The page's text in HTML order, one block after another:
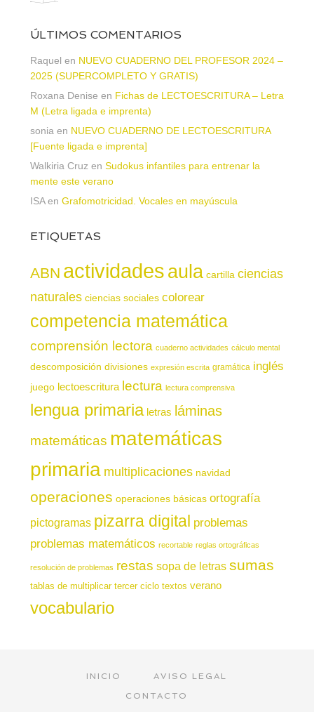
ÚLTIMOS COMENTARIOS
Raquel en NUEVO CUADERNO DEL PROFESOR 2024 –
2025 (SUPERCOMPLETO Y GRATIS)
Roxana Denise en Fichas de LECTOESCRITURA – Letra
M (Letra ligada e imprenta)
sonia en NUEVO CUADERNO DE LECTOESCRITURA
[Fuente ligada e imprenta]
Walkiria Cruz en Sudokus infantiles para entrenar la
mente este verano
ISAen Grafomotricidad. Vocales en mayúscula
ETIQUETAS
ABN actividadesaula cartilla ciencias
naturales ciencias sociales colorear
competencia matemática
comprensión lectora cuaderno actividades cálculo mental
descomposición divisiones expresión escrita gramática inglés
juego lectoescritura lectura lectura comprensiva
lengua primaria letras láminas
matemáticas matemáticas
primaria multiplicaciones navidad
operaciones operaciones básicas ortografía
pictogramas pizarra digital problemas
problemas matemáticos recortable reglas ortográficas
resolución de problemas restas sopa de letras sumas
tablas de multiplicar tercer ciclo textos verano
vocabulario
INICIO
AVISO LEGAL
CONTACTO